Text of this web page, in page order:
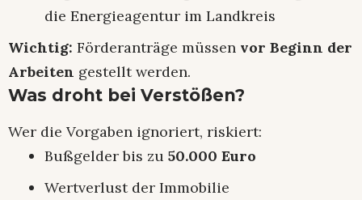
die Energieagentur im Landkreis
Wichtig: Förderanträge müssen vor Beginn der
Arbeiten gestellt werden.
Was droht bei Verstößen?
Wer die Vorgaben ignoriert, riskiert:
Bußgelder bis zu 50.000 Euro
Wertverlust der Immobilie